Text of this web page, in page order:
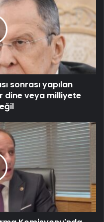
sonrası yapılan
dine veya milliyete